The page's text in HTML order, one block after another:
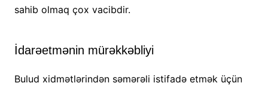
sahib olmaq çox vacibdir.
İdarəetmənin mürəkkəbliyi
Bulud xidmətlərindən səmərəli istifadə etmək üçün